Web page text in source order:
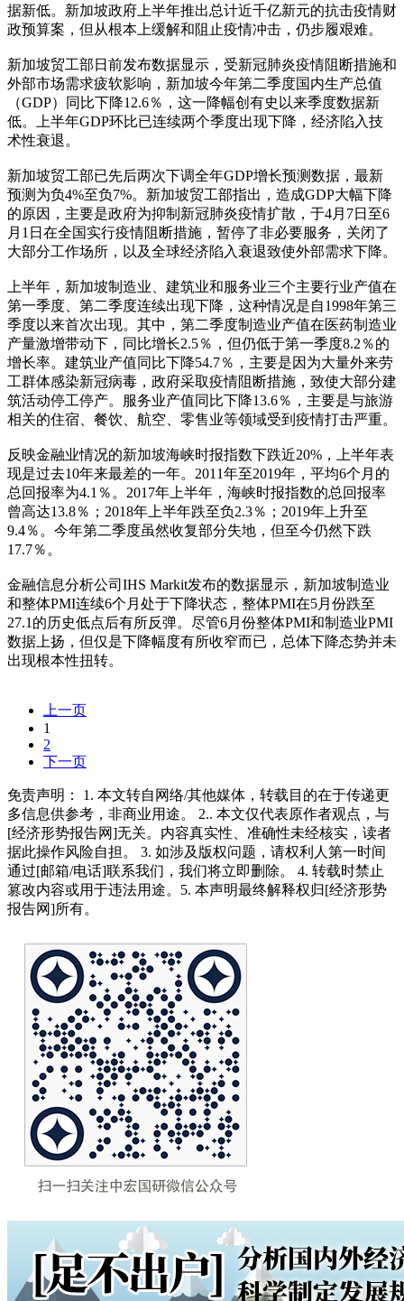
据新低。新加坡政府上半年推出总计近千亿新元的抗击疫情财
政预算案，但从根本上缓解和阻止疫情冲击，仍步履艰难。
新加坡贸工部日前发布数据显示，受新冠肺炎疫情阻断措施和
外部市场需求疲软影响，新加坡今年第二季度国内生产总值
（GDP）同比下降12.6％，这一降幅创有史以来季度数据新
低。上半年GDP环比已连续两个季度出现下降，经济陷入技
术性衰退。
新加坡贸工部已先后两次下调全年GDP增长预测数据，最新
预测为负4%至负7%。新加坡贸工部指出，造成GDP大幅下降
的原因，主要是政府为抑制新冠肺炎疫情扩散，于4月7日至6
月1日在全国实行疫情阻断措施，暂停了非必要服务，关闭了
大部分工作场所，以及全球经济陷入衰退致使外部需求下降。
上半年，新加坡制造业、建筑业和服务业三个主要行业产值在
第一季度、第二季度连续出现下降，这种情况是自1998年第三
季度以来首次出现。其中，第二季度制造业产值在医药制造业
产量激增带动下，同比增长2.5％，但仍低于第一季度8.2％的
增长率。建筑业产值同比下降54.7％，主要是因为大量外来劳
工群体感染新冠病毒，政府采取疫情阻断措施，致使大部分建
筑活动停工停产。服务业产值同比下降13.6％，主要是与旅游
相关的住宿、餐饮、航空、零售业等领域受到疫情打击严重。
反映金融业情况的新加坡海峡时报指数下跌近20%，上半年表
现是过去10年来最差的一年。2011年至2019年，平均6个月的
总回报率为4.1％。2017年上半年，海峡时报指数的总回报率
曾高达13.8％；2018年上半年跌至负2.3％；2019年上升至
9.4％。今年第二季度虽然收复部分失地，但至今仍然下跌
17.7％。
金融信息分析公司IHS Markit发布的数据显示，新加坡制造业
和整体PMI连续6个月处于下降状态，整体PMI在5月份跌至
27.1的历史低点后有所反弹。尽管6月份整体PMI和制造业PMI
数据上扬，但仅是下降幅度有所收窄而已，总体下降态势并未
出现根本性扭转。
上一页
1
2
下一页
免责声明： 1. 本文转自网络/其他媒体，转载目的在于传递更
多信息供参考，非商业用途。 2.. 本文仅代表原作者观点，与
[经济形势报告网]无关。内容真实性、准确性未经核实，读者
据此操作风险自担。 3. 如涉及版权问题，请权利人第一时间
通过[邮箱/电话]联系我们，我们将立即删除。 4. 转载时禁止
篡改内容或用于违法用途。5. 本声明最终解释权归[经济形势
报告网]所有。